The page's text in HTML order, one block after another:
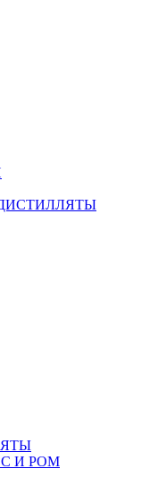
И РОМ